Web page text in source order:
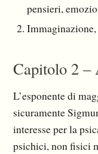
pensieri,
Capitolo 2 –
L’esponente di
sicuramente
interesse per la
psichici, non fisici